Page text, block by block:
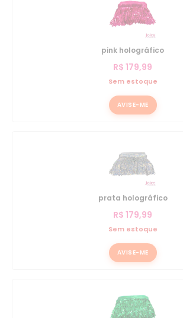
pink holográfico
R$ 179,99
Sem estoque
AVISE-ME
prata holográfico
R$ 179,99
Sem estoque
AVISE-ME